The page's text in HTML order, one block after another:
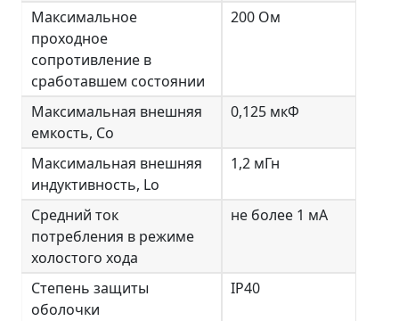
Максимальное
проходное
сопротивление в
сработавшем состоянии
200 Ом
Максимальная внешняя
емкость, Co
0,125 мкФ
Максимальная внешняя
индуктивность, Lo
1,2 мГн
Средний ток
потребления в режиме
холостого хода
не более 1 мА
Степень защиты
оболочки
IP40